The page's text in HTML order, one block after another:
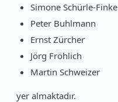
Simone Schürle-Finke
Peter Buhlmann
Ernst Zürcher
Jörg Fröhlich
Martin Schweizer
yer almaktadır.